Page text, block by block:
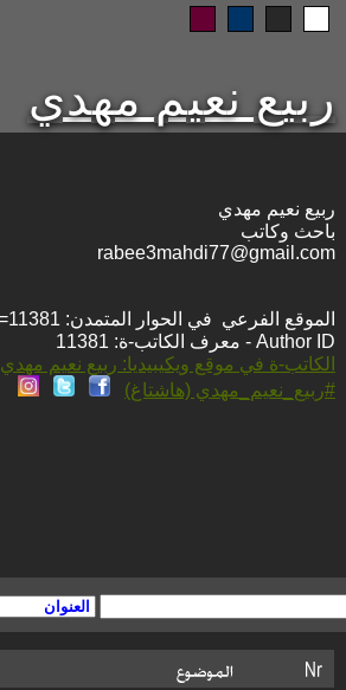
ربيع نعيم مهدي
ربيع نعيم مهدي
باحث وكاتب
rabee3mahdi77@gmail.com
الموقع الفرعي في الحوار المتمدن: https://www.ahewar.org/m.asp?i=11381
Author ID - معرف الكاتب-ة: 11381
الكاتب-ة في موقع ويكيبيديا: ربيع نعيم مهدي
#ربيع_نعيم_مهدي (هاشتاغ)